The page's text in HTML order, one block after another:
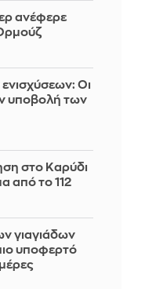
ανέφερε
Οι
υποβολή των
στο Καρύδι
από το 112
γιαγιάδων
υποφερτό